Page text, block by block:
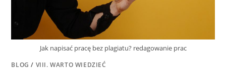
Jak napisać pracę bez plagiatu? redagowanie prac
BLOG / VIII. WARTO WIEDZIEĆ